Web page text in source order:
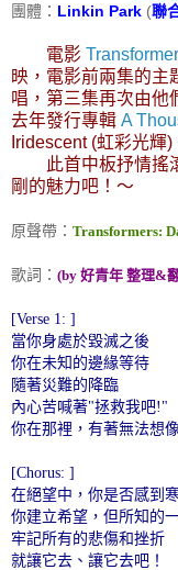
團體： Linkin Park (聯
電影
映，電影前兩集的主
唱，第三集再次由他
去年發行專輯 A
Iridescent (虹彩光輝
此首中板抒情搖滾
剛的魅力吧！ ～
原聲帶： Transformers:
歌詞： (by 好青年 整理&
[Verse 1: ]
當你身處於毀滅之後
你在未知的邊緣等待
隨著災難的降臨
內心苦喊著"拯救我吧!"
你在那裡，有著無法想
[Chorus: ]
在絕望中，你是否感到
你建立希望，但所知的
牢記所有的悲傷和挫折
就讓它去、讓它去吧！